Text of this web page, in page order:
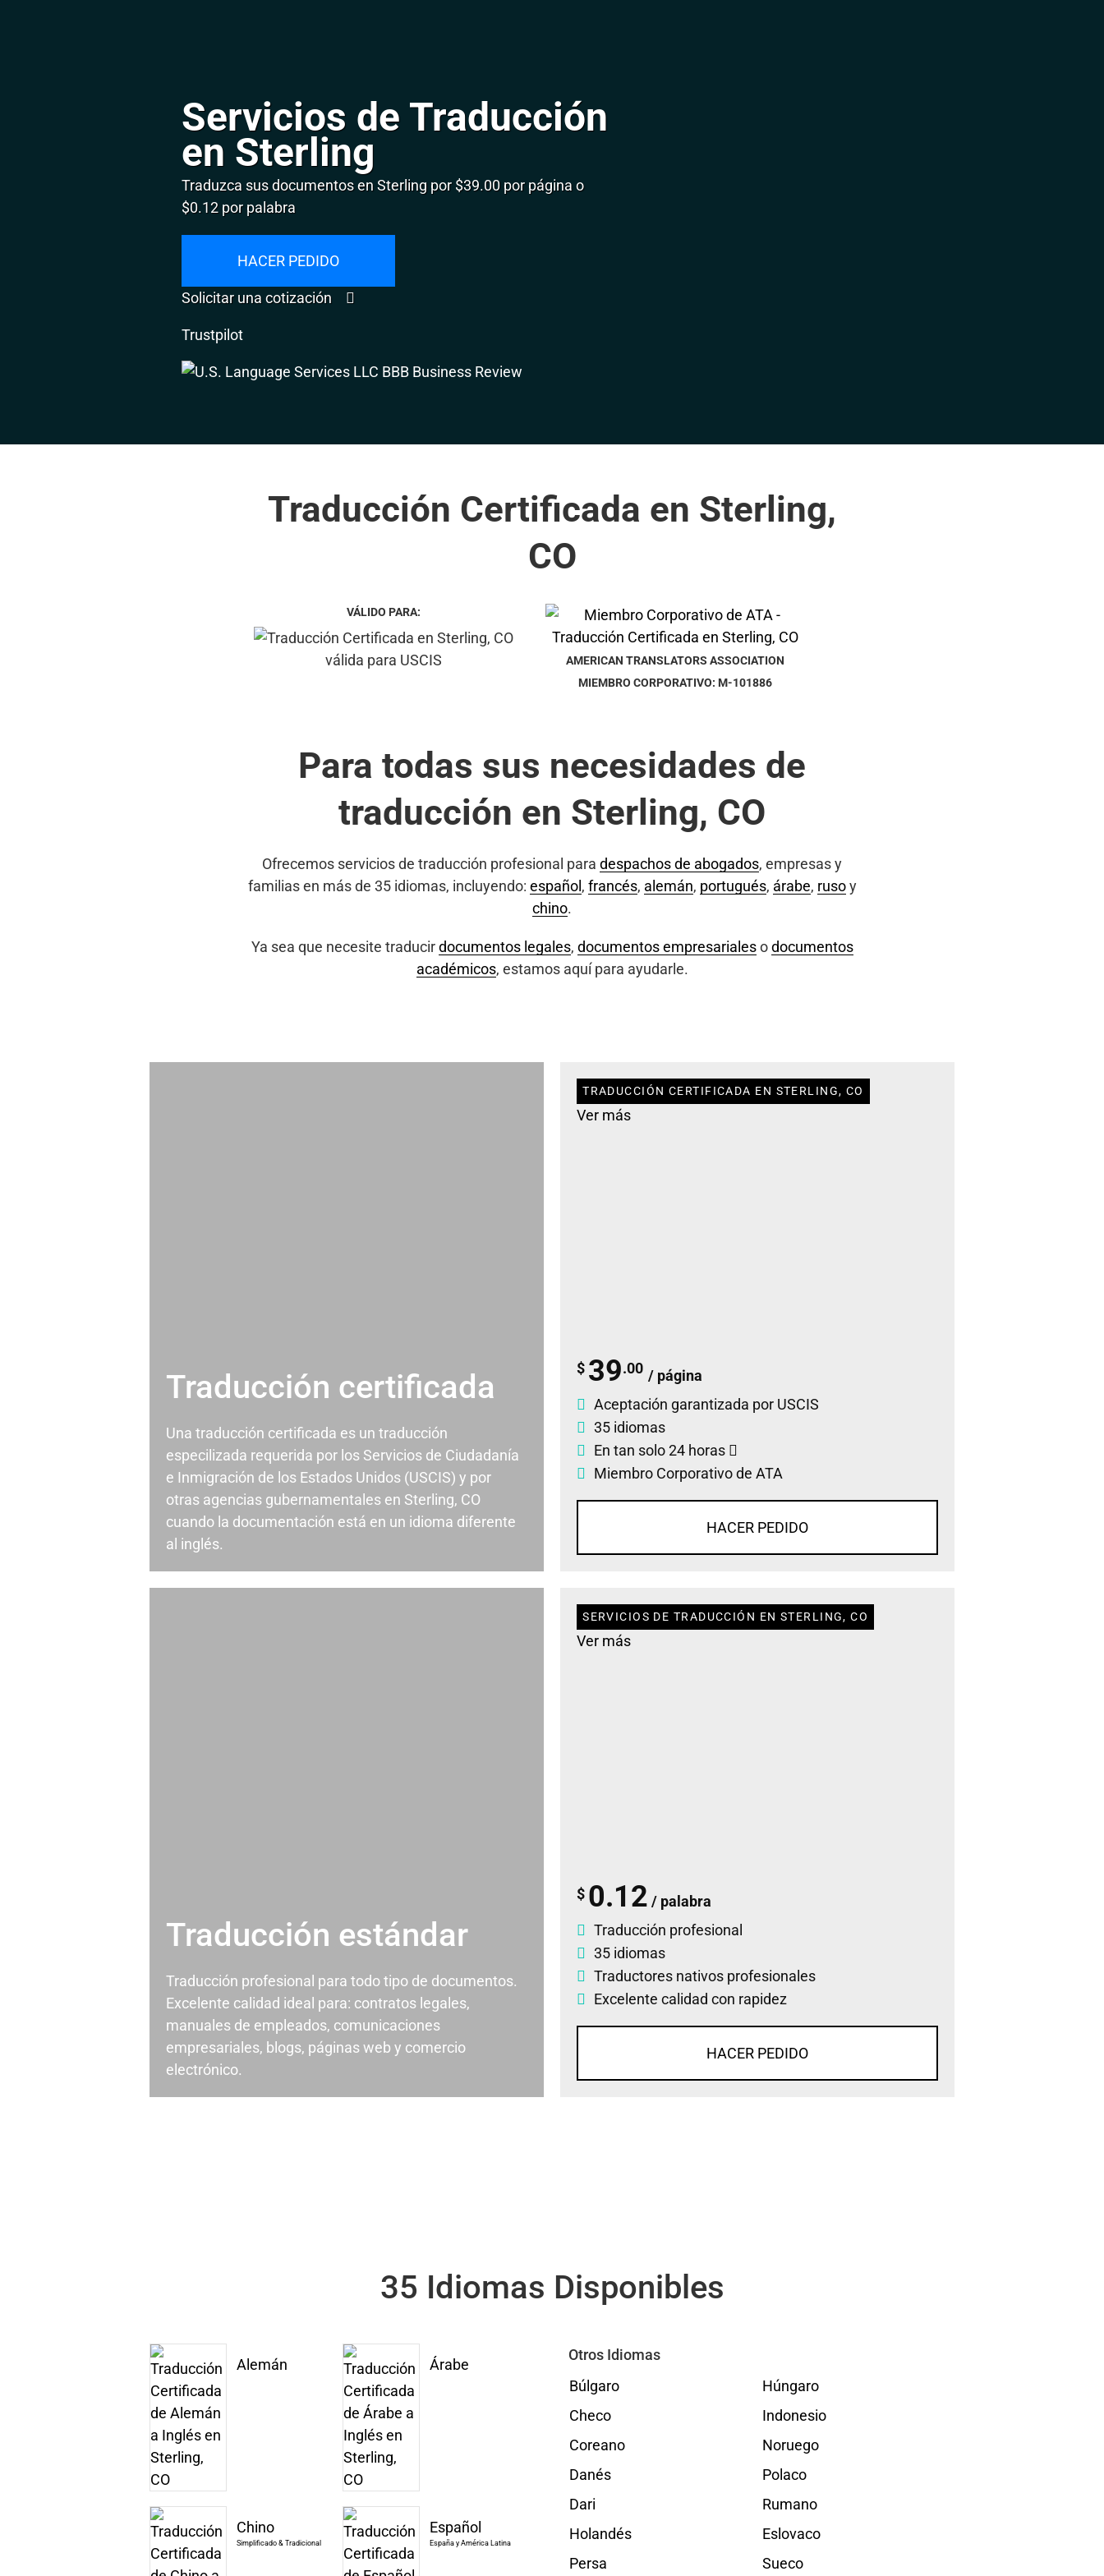
Servicios de Traducción
en Sterling
Traduzca sus documentos en Sterling por $39.00 por página o
$0.12 por palabra
HACER PEDIDO
Solicitar una cotización
Trustpilot
Traducción Certificada en Sterling,
CO
VÁLIDO PARA:
AMERICAN TRANSLATORS ASSOCIATION
MIEMBRO CORPORATIVO: M-101886
Para todas sus necesidades de
traducción en Sterling, CO
Ofrecemos servicios de traducción profesional para despachos de abogados, empresas y
familias en más de 35 idiomas, incluyendo: español , francés, alemán, portugués, árabe, rusoy
chino.
Ya sea que necesite traducirdocumentos legales, documentos empresarialesodocumentos
académicos, estamos aquí para ayudarle.
Traducción certificada
Una traducción certificada es un traducción
especilizada requerida por los Servicios de Ciudadanía
e Inmigración de los Estados Unidos (USCIS) y por
otras agencias gubernamentales en Sterling, CO
cuando la documentación está en un idioma diferente
al inglés.
TRADUCCIÓN CERTIFICADA EN STERLING, CO
Ver más
$ 39.00 / página
Aceptación garantizada por USCIS
35 idiomas
En tan solo 24 horas
Miembro Corporativo de ATA
HACER PEDIDO
Traducción estándar
Traducción profesional para todo tipo de documentos.
Excelente calidad ideal para: contratos legales,
manuales de empleados, comunicaciones
empresariales, blogs, páginas web y comercio
electrónico.
SERVICIOS DE TRADUCCIÓN EN STERLING, CO
Ver más
$ 0.12 / palabra
Traducción profesional
35 idiomas
Traductores nativos profesionales
Excelente calidad con rapidez
HACER PEDIDO
35 Idiomas Disponibles
Alemán Árabe
Chino
Simplificado & Tradicional
Español
España y América Latina
Otros Idiomas
Búlgaro
Checo
Coreano
Danés
Dari
Holandés
Persa
Húngaro
Indonesio
Noruego
Polaco
Rumano
Eslovaco
Sueco